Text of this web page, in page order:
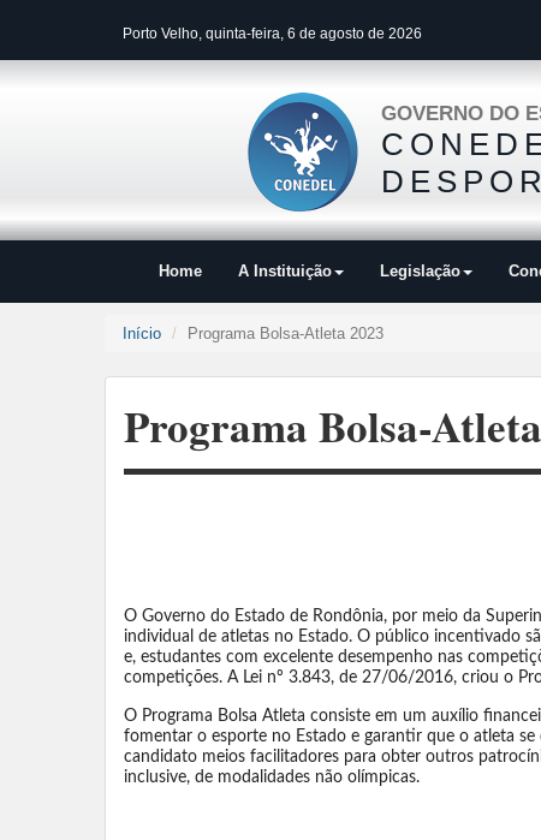
Porto Velho, quinta-feira, 6 de agosto de 2026
GOVERNO DO
Home A Instituição Legislação
Início Programa Bolsa-Atleta 2023
Programa Bolsa-
O Governo do Estado de Rondônia, por meio da
individual de atletas no Estado. O público incentivado
e, estudantes com excelente desempenho nas
competições. A Lei nº 3.843, de 27/06/2016, criou o
O Programa Bolsa Atleta consiste em um auxílio
fomentar o esporte no Estado e garantir que o atleta
candidato meios facilitadores para obter outros
inclusive, de modalidades não olímpicas.